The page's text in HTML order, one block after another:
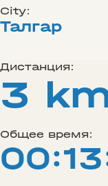
City:
Талгар
Дистанция:
3
Общее время: